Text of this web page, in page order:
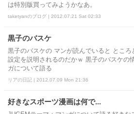
は特別版買ってみようかなあ。
taketyanのブログ | 2012.07.21 Sat 02:33
黒子のバスケ
黒子のバスケの マンが読んでいると ところ
設定を説明されるのだかｗ 黒子のバスケの
ガについて語る
リアの日記 | 2012.07.09 Mon 21:36
好きなスポーツ漫画は何で...